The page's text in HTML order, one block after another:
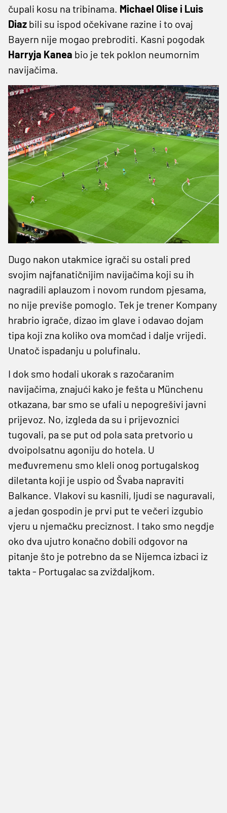
čupali kosu na tribinama. Michael Olise i Luis
Diaz bili su ispod očekivane razine i to ovaj
Bayern nije mogao prebroditi. Kasni pogodak
Harryja Kanea bio je tek poklon neumornim
navijačima.
Dugo nakon utakmice igrači su ostali pred
svojim najfanatičnijim navijačima koji su ih
nagradili aplauzom i novom rundom pjesama,
no nije previše pomoglo. Tek je trener Kompany
hrabrio igrače, dizao im glave i odavao dojam
tipa koji zna koliko ova momčad i dalje vrijedi.
Unatoč ispadanju u polufinalu.
I dok smo hodali ukorak s razočaranim
navijačima, znajući kako je fešta u Münchenu
otkazana, bar smo se ufali u nepogrešivi javni
prijevoz. No, izgleda da su i prijevoznici
tugovali, pa se put od pola sata pretvorio u
dvoipolsatnu agoniju do hotela. U
međuvremenu smo kleli onog portugalskog
diletanta koji je uspio od Švaba napraviti
Balkance. Vlakovi su kasnili, ljudi se naguravali,
a jedan gospodin je prvi put te večeri izgubio
vjeru u njemačku preciznost. I tako smo negdje
oko dva ujutro konačno dobili odgovor na
pitanje što je potrebno da se Nijemca izbaci iz
takta - Portugalac sa zviždaljkom.